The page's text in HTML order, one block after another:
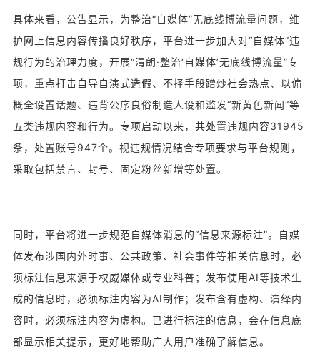
具体来看，公告显示，为整治“自媒体”无底线博流量问题，维
护网上信息内容传播良好秩序，平台进一步加大对“自媒体”违
规行为的治理力度，开展“清朗·整治‘自媒体’无底线博流量”专
项，重点打击自导自演式造假、不择手段蹭炒社会热点、以偏
概全设置话题、违背公序良俗制造人设和滥发“新黄色新闻”等
五类违规内容和行为。专项启动以来，共处置违规内容31945
条，处置账号947个。视违规情况结合专项要求与平台规则，
采取包括禁言、封号、固定粉丝新增等处置。
同时，平台将进一步规范自媒体消息的“信息来源标注”。自媒
体发布涉国内外时事、公共政策、社会事件等相关信息时，必
须标注信息来源于权威媒体或专业科普；发布使用AI等技术生
成的信息时，必须标注内容为AI制作；发布含有虚构、演绎内
容时，必须标注内容为虚构。已进行标注的信息，会在信息底
部显示相关提示，更好地帮助广大用户准确了解信息。